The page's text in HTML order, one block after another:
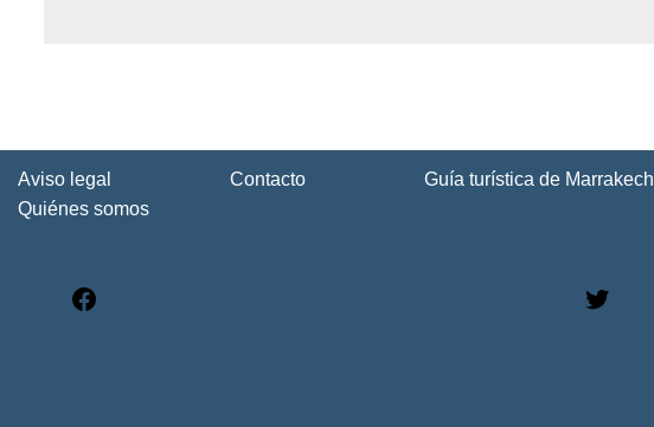
Aviso legal Contacto Guía turística de Marrakech
Quiénes somos